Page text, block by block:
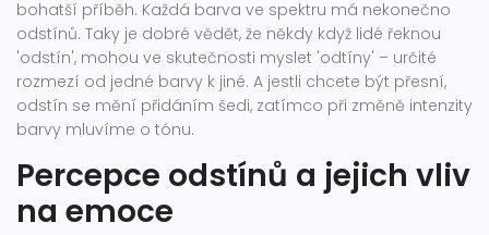
bohatší příběh. Každá barva ve spektru má nekonečno
odstínů. Taky je dobré vědět, že někdy když lidé řeknou
'odstín', mohou ve skutečnosti myslet 'odtíny' – určité
rozmezí od jedné barvy k jiné. A jestli chcete být přesní,
odstín se mění přidáním šedi, zatímco při změně intenzity
barvy mluvíme o tónu.
Percepce odstínů a jejich vliv
na emoce